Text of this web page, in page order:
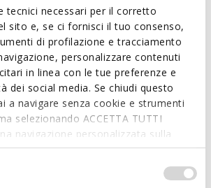
tecnici necessari per il corretto
sito e, se ci fornisci il tuo consenso,
di profilazione e tracciamento
personalizzare contenuti
in linea con le tue preferenze e
dei social media. Se chiudi questo
a navigare senza cookie e strumenti
selezionando ACCETTA TUTTI
navigazione personalizzata sulla
ed interessi. Selezionando
anche scegliere quali cookies ed
autorizzare. Per maggiori
ce produit, vous soutenez les
certifiées Leather Working Group
qui offre protection et absorption des
semelle: 5,5 cm / 2,2"